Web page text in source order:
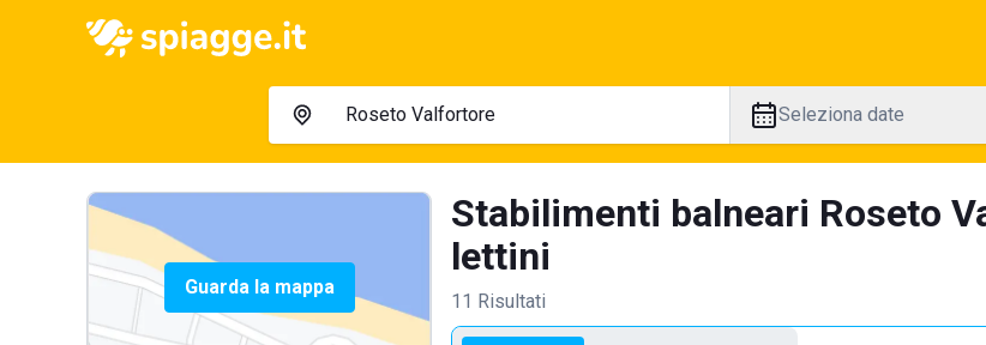
Seleziona date
Guarda la mappa
Stabilimenti balneari Roseto
lettini
11 Risultati